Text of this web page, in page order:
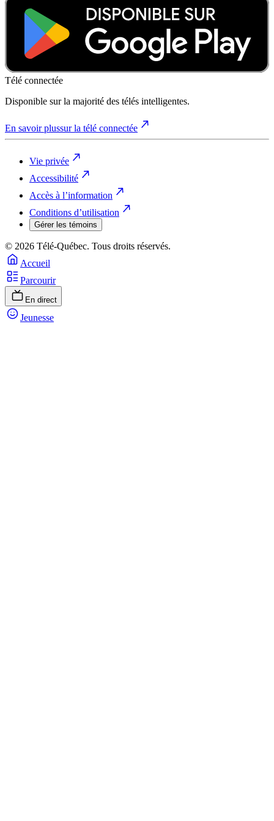
Télé connectée
Disponible sur la majorité des télés intelligentes.
En savoir plussur la télé connectée
Vie privée
Accessibilité
Accès à l’information
Conditions d’utilisation
Gérer les témoins
© 2026 Télé-Québec. Tous droits réservés.
Accueil
Parcourir
En direct
Jeunesse